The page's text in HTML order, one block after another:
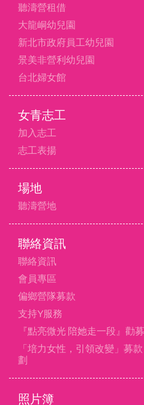
聽濤營租借
大龍峒幼兒園
新北市政府員工幼兒園
景美非營利幼兒園
台北婦女館
女青志工
加入志工
志工表揚
場地
聽濤營地
聯絡資訊
聯絡資訊
會員專區
偏鄉營隊募款
支持Y服務
『點亮微光 陪她走一段』勸
「培力女性，引領改變」募
劃
照片簿